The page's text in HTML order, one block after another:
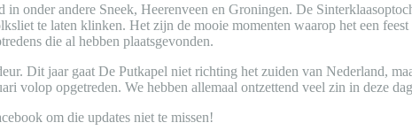
in onder andere Sneek, Heerenveen en Groningen. De
te laten klinken. Het zijn de mooie momenten waarop het een
die al hebben plaatsgevonden.
Dit jaar gaat De Putkapel niet richting het zuiden van Nederland,
volop opgetreden. We hebben allemaal ontzettend veel zin in deze
om die updates niet te missen!